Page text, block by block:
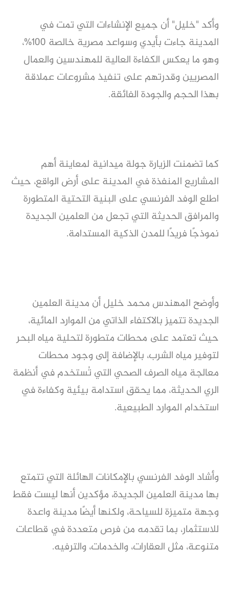
وأكد "خليل" أن جميع الإنشاءات التي تمت في
المدينة جاءت بأيدي وسواعد مصرية خالصة 100%،
وهو ما يعكس الكفاءة العالية للمهندسين والعمال
المصريين وقدرتهم على تنفيذ مشروعات عملاقة
بهذا الحجم والجودة الفائقة.
كما تضمنت الزيارة جولة ميدانية لمعاينة أهم
المشاريع المنفذة في المدينة على أرض الواقع، حيث
اطلع الوفد الفرنسي على البنية التحتية المتطورة
والمرافق الحديثة التي تجعل من العلمين الجديدة
نموذجًا فريدًا للمدن الذكية المستدامة.
وأوضح المهندس محمد خليل أن مدينة العلمين
الجديدة تتميز بالاكتفاء الذاتي من الموارد المائية،
حيث تعتمد على محطات متطورة لتحلية مياه البحر
لتوفير مياه الشرب، بالإضافة إلى وجود محطات
معالجة مياه الصرف الصحي التي تُستخدم في أنظمة
الري الحديثة، مما يحقق استدامة بيئية وكفاءة في
استخدام الموارد الطبيعية.
وأشاد الوفد الفرنسي بالإمكانات الهائلة التي تتمتع
بها مدينة العلمين الجديدة، مؤكدين أنها ليست فقط
وجهة متميزة للسياحة، ولكنها أيضًا مدينة واعدة
للاستثمار، بما تقدمه من فرص متعددة في قطاعات
متنوعة، مثل العقارات، والخدمات، والترفيه.